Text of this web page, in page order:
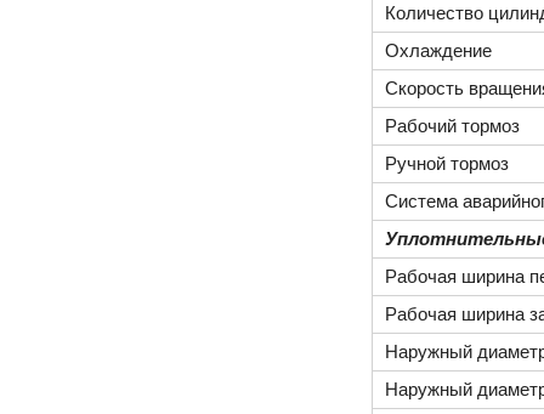
Количество
Охлаждение
Скорость
Рабочий тормоз
Ручной тормоз
Система
Рабочая ширина
Рабочая ширина
Наружный
Наружный